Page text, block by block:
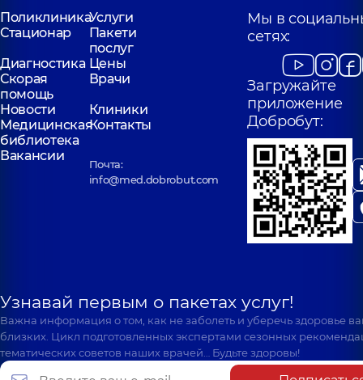
ПоликлиникаУслуги
Стационар
Пакети
послуг
Диагностика Цены
Скорая
помощь
Врачи
Новости
Клиники
Медицинская
библиотека
Контакты
Вакансии
Почта:
info@med.dobrobut.com
Мы в
сетях:
Загружайте
приложение
Добробут:
Узнавай первым о пакетах услуг!
Важна информация о том, как не заболеть и уберечь здоровье
близких. Цикл подготовленных экспертами сезонных
тематических советов наших врачей… Будьте здоровы!